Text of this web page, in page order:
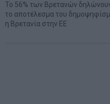
Το 56% των Βρετανών
το αποτέλεσμα του
η Βρετανία στην ΕΕ